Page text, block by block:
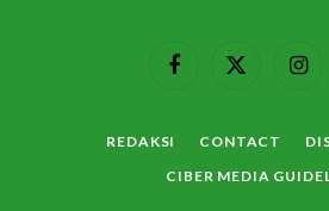
FacebookX
REDAKSI CONTACT
CIBER MEDIA